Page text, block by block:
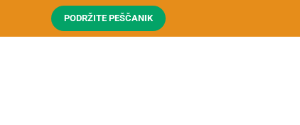
PODRŽITE PEŠČANIK